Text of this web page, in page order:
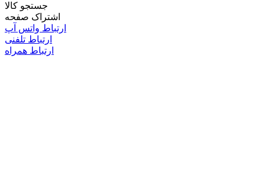
جستجو کالا
اشتراک صفحه
ارتباط واتس آپ
ارتباط تلفنی
ارتباط همراه